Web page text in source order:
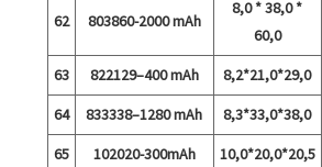
62 803860-2000 mAh
8,0 * 38,0 *
60,0
63 822129–400 mAh 8,2*21,0*29,0
64
833338–1280 mAh 8,3*33,0*38,0
65
102020-300mAh 10,0*20,0*20,5